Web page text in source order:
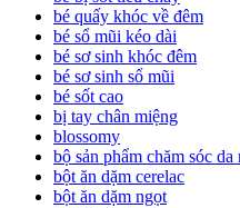
bé quấy khóc về đêm
bé sổ mũi kéo dài
bé sơ sinh khóc đêm
bé sơ sinh sổ mũi
bé sốt cao
bị tay chân miệng
blossomy
bộ sản phẩm chăm sóc da
bột ăn dặm cerelac
bột ăn dặm ngọt